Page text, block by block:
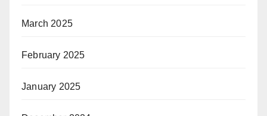
March 2025
February 2025
January 2025